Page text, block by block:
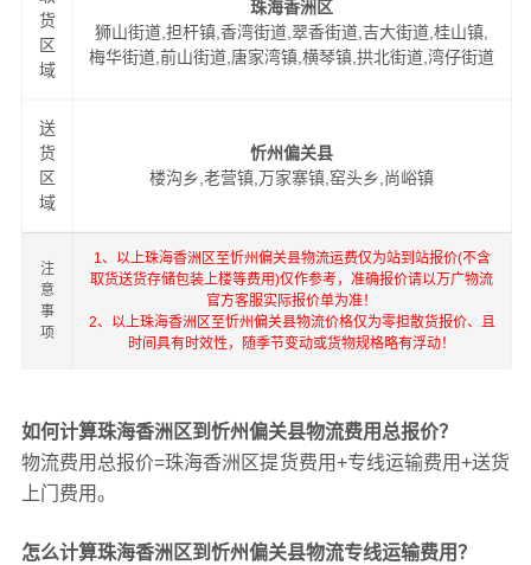
货
区
域
珠海香洲区
狮山街道,担杆镇,香湾街道,翠香街道,吉大街道,桂山镇,
梅华街道,前山街道,唐家湾镇,横琴镇,拱北街道,湾仔街道
送
货
区
域
忻州偏关县
楼沟乡,老营镇,万家寨镇,窑头乡,尚峪镇
注
意
事
项
1、以上珠海香洲区至忻州偏关县物流运费仅为站到站报价(不含
取货送货存储包装上楼等费用)仅作参考，准确报价请以万广物流
官方客服实际报价单为准！
2、以上珠海香洲区至忻州偏关县物流价格仅为零担散货报价、且
时间具有时效性，随季节变动或货物规格略有浮动！
如何计算珠海香洲区到忻州偏关县物流费用总报价？
物流费用总报价=珠海香洲区提货费用+专线运输费用+送货
上门费用。
怎么计算珠海香洲区到忻州偏关县物流专线运输费用？